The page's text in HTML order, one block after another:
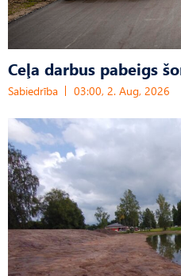
Ceļa darbus pabeigs
Sabiedrība 03:00, 2. Aug, 2026